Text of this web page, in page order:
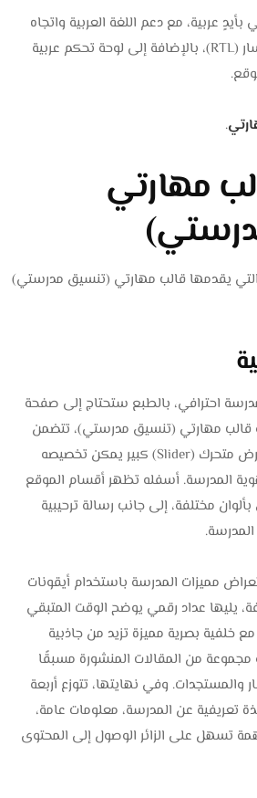
عربية، مع دعم اللغة العربية واتجاه
الكتابة من اليمين إلى اليسار (RTL)، بالإضافة إلى لوحة تحكم عربية
.
مهارتي
يقدمها قالب مهارتي (تنسيق مدرستي)
احترافي، بالطبع ستحتاج إلى صفحة
قالب مهارتي (تنسيق مدرستي)، تتضمن
الصفحة الرئيسية شريط عرض متحرك (Slider) كبير يمكن تخصيصه
المدرسة. أسفله تظهر أقسام الموقع
مختلفة، إلى جانب رسالة ترحيبية
مميزات المدرسة باستخدام أيقونات
يليها عداد رقمي يوضح الوقت المتبقي
خلفية بصرية مميزة تزيد من جاذبية
من المقالات المنشورة مسبقًا
والمستجدات. وفي نهايتها، تتوزع أربعة
تعريفية عن المدرسة، معلومات عامة،
تسهل على الزائر الوصول إلى المحتوى